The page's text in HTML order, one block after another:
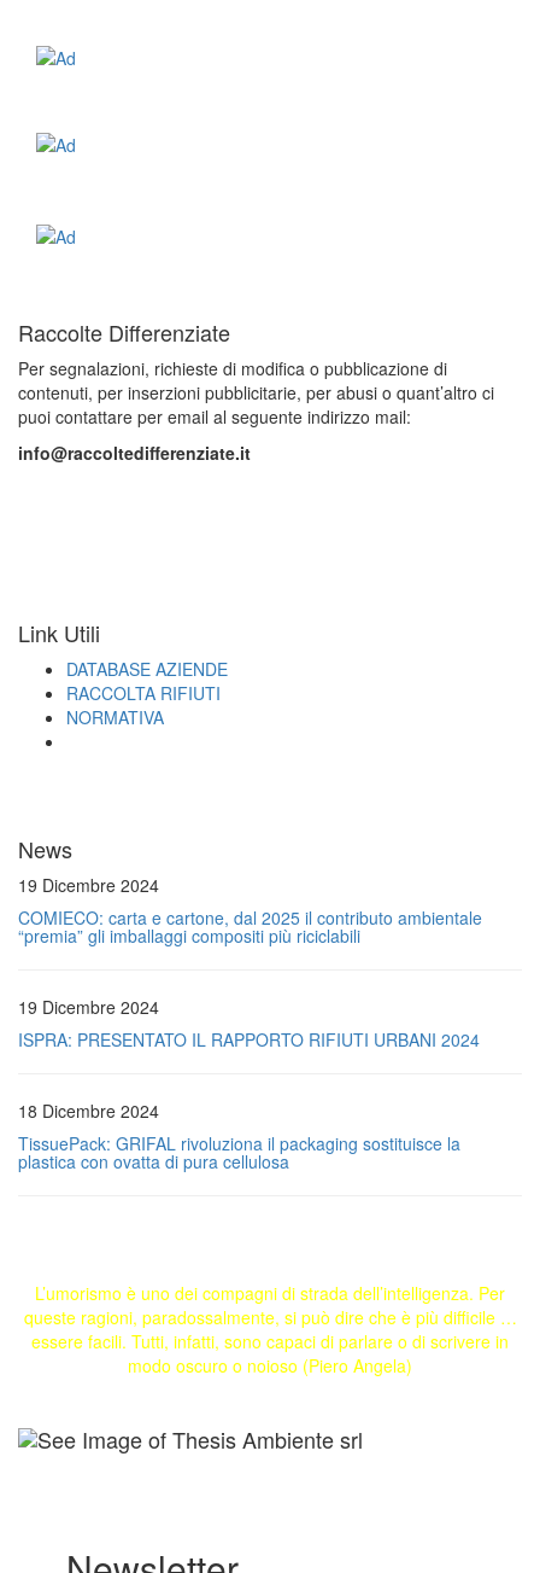
Raccolte Differenziate
Per segnalazioni, richieste di modifica o pubblicazione di
contenuti, per inserzioni pubblicitarie, per abusi o quant’altro ci
puoi contattare per email al seguente indirizzo mail:
info@raccoltedifferenziate.it
Link Utili
DATABASE AZIENDE
RACCOLTA RIFIUTI
NORMATIVA
News
19 Dicembre 2024
COMIECO: carta e cartone, dal 2025 il contributo ambientale
“premia” gli imballaggi compositi più riciclabili
19 Dicembre 2024
ISPRA: PRESENTATO IL RAPPORTO RIFIUTI URBANI 2024
18 Dicembre 2024
TissuePack: GRIFAL rivoluziona il packaging sostituisce la
plastica con ovatta di pura cellulosa
L’umorismo è uno dei compagni di strada dell’intelligenza. Per
queste ragioni, paradossalmente, si può dire che è più difficile …
essere facili. Tutti, infatti, sono capaci di parlare o di scrivere in
modo oscuro o noioso (Piero Angela)